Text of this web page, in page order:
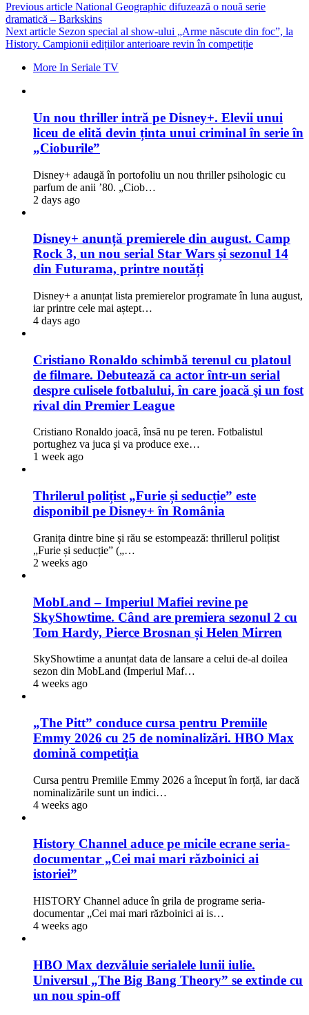
Previous article National Geographic difuzează o nouă serie
dramatică – Barkskins
Next article Sezon special al show-ului „Arme născute din foc”, la
History. Campionii edițiilor anterioare revin în competiție
More In Seriale TV
Un nou thriller intră pe Disney+. Elevii unui
liceu de elită devin ținta unui criminal în serie în
„Cioburile”
Disney+ adaugă în portofoliu un nou thriller psihologic cu
parfum de anii ’80. „Ciob…
2 days ago
Disney+ anunță premierele din august. Camp
Rock 3, un nou serial Star Wars și sezonul 14
din Futurama, printre noutăți
Disney+ a anunțat lista premierelor programate în luna august,
iar printre cele mai aștept…
4 days ago
Cristiano Ronaldo schimbă terenul cu platoul
de filmare. Debutează ca actor într-un serial
despre culisele fotbalului, în care joacă şi un fost
rival din Premier League
Cristiano Ronaldo joacă, însă nu pe teren. Fotbalistul
portughez va juca şi va produce exe…
1 week ago
Thrilerul polițist „Furie și seducție” este
disponibil pe Disney+ în România
Granița dintre bine și rău se estompează: thrillerul polițist
„Furie și seducție” („…
2 weeks ago
MobLand – Imperiul Mafiei revine pe
SkyShowtime. Când are premiera sezonul 2 cu
Tom Hardy, Pierce Brosnan și Helen Mirren
SkyShowtime a anunțat data de lansare a celui de-al doilea
sezon din MobLand (Imperiul Maf…
4 weeks ago
„The Pitt” conduce cursa pentru Premiile
Emmy 2026 cu 25 de nominalizări. HBO Max
domină competiția
Cursa pentru Premiile Emmy 2026 a început în forță, iar dacă
nominalizările sunt un indici…
4 weeks ago
History Channel aduce pe micile ecrane seria-
documentar „Cei mai mari războinici ai
istoriei”
HISTORY Channel aduce în grila de programe seria-
documentar „Cei mai mari războinici ai is…
4 weeks ago
HBO Max dezvăluie serialele lunii iulie.
Universul „The Big Bang Theory” se extinde cu
un nou spin-off